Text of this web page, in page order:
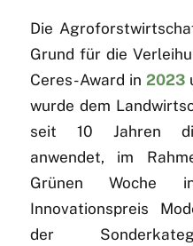
Die
Grund für die
Ceres-Award in 2023
wurde dem
seit 10 Jahren
anwendet, im
Grünen
Innovationspreis
der